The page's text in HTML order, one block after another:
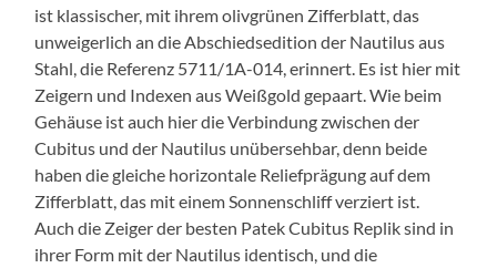
ist klassischer, mit ihrem olivgrünen Zifferblatt, das
unweigerlich an die Abschiedsedition der Nautilus aus
Stahl, die Referenz 5711/1A-014, erinnert. Es ist hier mit
Zeigern und Indexen aus Weißgold gepaart. Wie beim
Gehäuse ist auch hier die Verbindung zwischen der
Cubitus und der Nautilus unübersehbar, denn beide
haben die gleiche horizontale Reliefprägung auf dem
Zifferblatt, das mit einem Sonnenschliff verziert ist.
Auch die Zeiger der besten Patek Cubitus Replik sind in
ihrer Form mit der Nautilus identisch, und die